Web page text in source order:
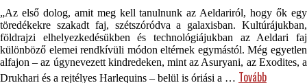
„Az első dolog, amit meg kell tanulnunk az Aeldariról, hogy ők egy
töredékekre szakadt faj, szétszóródva a galaxisban. Kultúrájukban,
földrajzi elhelyezkedésükben és technológiájukban az Aeldari faj
különböző elemei rendkívüli módon eltérnek egymástól. Még egyetlen
alfajon – az úgynevezett kindredeken, mint az Asuryani, az Exodites, a
Drukhari és a rejtélyes Harlequins – belül is óriási a … Tovább